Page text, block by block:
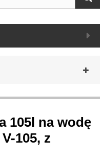
105l na wodę
105, z